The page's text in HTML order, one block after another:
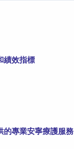
績效指標
的專業安寧療護服務